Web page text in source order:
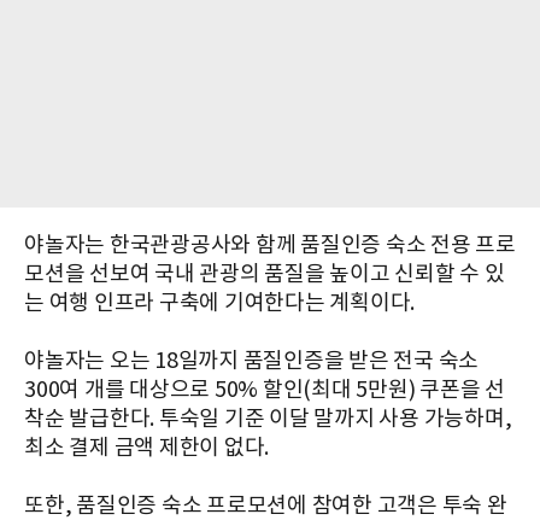
야놀자는 한국관광공사와 함께 품질인증 숙소 전용 프로
모션을 선보여 국내 관광의 품질을 높이고 신뢰할 수 있
는 여행 인프라 구축에 기여한다는 계획이다.
야놀자는 오는 18일까지 품질인증을 받은 전국 숙소
300여 개를 대상으로 50% 할인(최대 5만원) 쿠폰을 선
착순 발급한다. 투숙일 기준 이달 말까지 사용 가능하며,
최소 결제 금액 제한이 없다.
또한, 품질인증 숙소 프로모션에 참여한 고객은 투숙 완